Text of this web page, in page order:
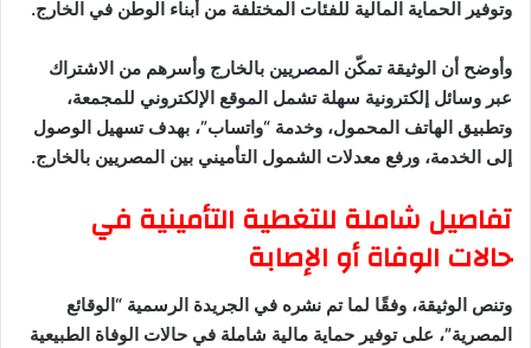
وتوفير الحماية المالية للفئات المختلفة من أبناء الوطن في الخارج.
وأوضح أن الوثيقة تمكّن المصريين بالخارج وأسرهم من الاشتراك
عبر وسائل إلكترونية سهلة تشمل الموقع الإلكتروني للمجمعة،
وتطبيق الهاتف المحمول، وخدمة “واتساب”، بهدف تسهيل الوصول
إلى الخدمة، ورفع معدلات الشمول التأميني بين المصريين بالخارج.
تفاصيل شاملة للتغطية التأمينية في
حالات الوفاة أو الإصابة
وتنص الوثيقة، وفقًا لما تم نشره في الجريدة الرسمية “الوقائع
المصرية”، على توفير حماية مالية شاملة في حالات الوفاة الطبيعية